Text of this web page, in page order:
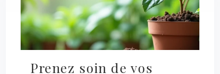
Prenez soin de vos